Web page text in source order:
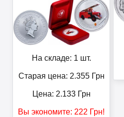
На складе: 1 шт.
Старая цена: 2.355Грн
Цена: 2.133Грн
Вы экономите: 222 Грн!